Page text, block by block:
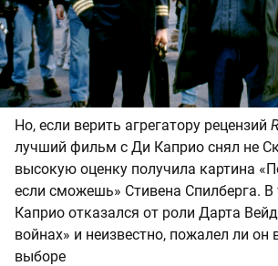
Но, если верить агрегатору рецензий
лучший фильм с Ди Каприо снял не
высокую оценку получила картина
если сможешь» Стивена Спилберга. В
Каприо отказался от роли Дарта
войнах» и неизвестно, пожалел ли он
выборе